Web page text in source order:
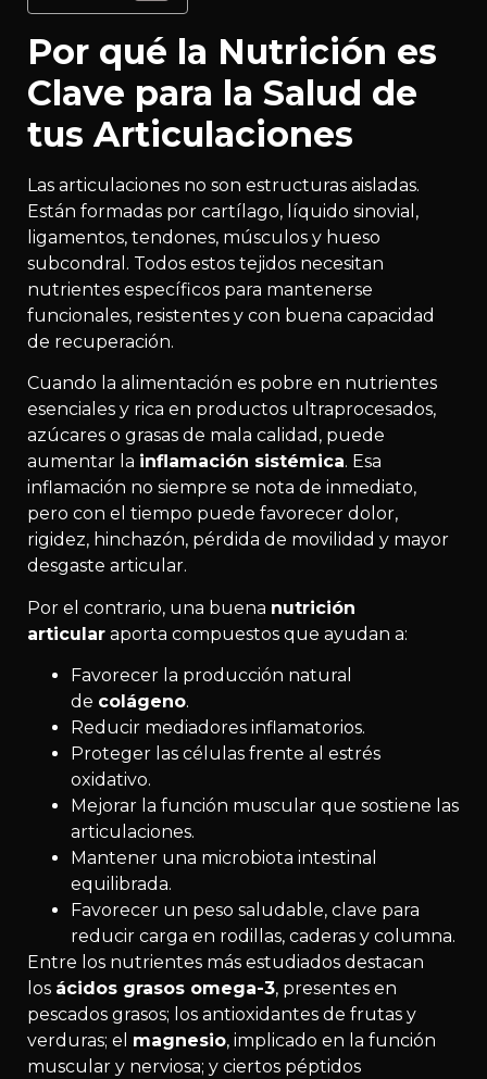
Por qué la Nutrición es
Clave para la Salud de
tus Articulaciones
Las articulaciones no son estructuras aisladas.
Están formadas por cartílago, líquido sinovial,
ligamentos, tendones, músculos y hueso
subcondral. Todos estos tejidos necesitan
nutrientes específicos para mantenerse
funcionales, resistentes y con buena capacidad
de recuperación.
Cuando la alimentación es pobre en nutrientes
esenciales y rica en productos ultraprocesados,
azúcares o grasas de mala calidad, puede
aumentar la inflamación sistémica. Esa
inflamación no siempre se nota de inmediato,
pero con el tiempo puede favorecer dolor,
rigidez, hinchazón, pérdida de movilidad y mayor
desgaste articular.
Por el contrario, una buena nutrición
articular aporta compuestos que ayudan a:
Favorecer la producción natural
de colágeno.
Reducir mediadores inflamatorios.
Proteger las células frente al estrés
oxidativo.
Mejorar la función muscular que sostiene las
articulaciones.
Mantener una microbiota intestinal
equilibrada.
Favorecer un peso saludable, clave para
reducir carga en rodillas, caderas y columna.
Entre los nutrientes más estudiados destacan
los ácidos grasos omega-3, presentes en
pescados grasos; los antioxidantes de frutas y
verduras; el magnesio, implicado en la función
muscular y nerviosa; y ciertos péptidos